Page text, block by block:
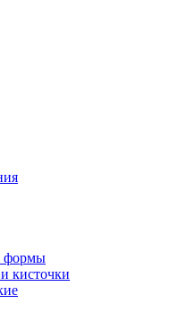
формы
кисточки